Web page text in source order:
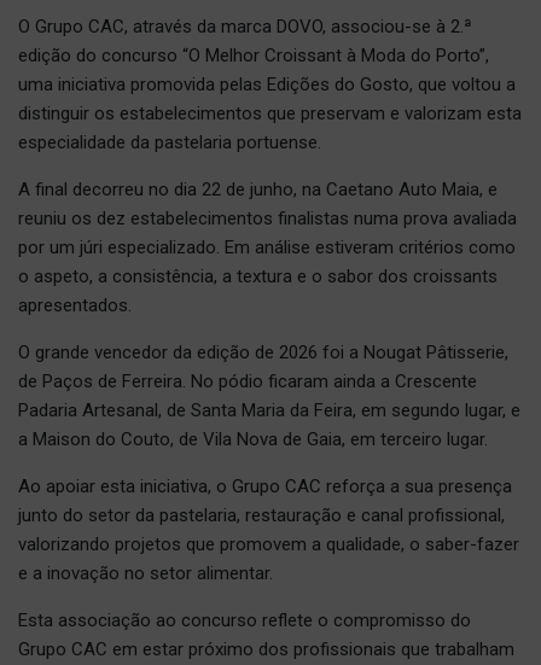
O Grupo CAC, através da marca DOVO, associou-se à 2.ª
edição do concurso “O Melhor Croissant à Moda do Porto”,
uma iniciativa promovida pelas Edições do Gosto, que voltou a
distinguir os estabelecimentos que preservam e valorizam esta
especialidade da pastelaria portuense.
A final decorreu no dia 22 de junho, na Caetano Auto Maia, e
reuniu os dez estabelecimentos finalistas numa prova avaliada
por um júri especializado. Em análise estiveram critérios como
o aspeto, a consistência, a textura e o sabor dos croissants
apresentados.
O grande vencedor da edição de 2026 foi a Nougat Pâtisserie,
de Paços de Ferreira. No pódio ficaram ainda a Crescente
Padaria Artesanal, de Santa Maria da Feira, em segundo lugar, e
a Maison do Couto, de Vila Nova de Gaia, em terceiro lugar.
Ao apoiar esta iniciativa, o Grupo CAC reforça a sua presença
junto do setor da pastelaria, restauração e canal profissional,
valorizando projetos que promovem a qualidade, o saber-fazer
e a inovação no setor alimentar.
Esta associação ao concurso reflete o compromisso do
Grupo CAC em estar próximo dos profissionais que trabalham